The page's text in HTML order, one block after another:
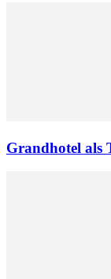
Grandhotel als